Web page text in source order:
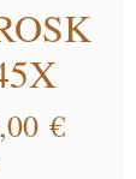
hinta
€